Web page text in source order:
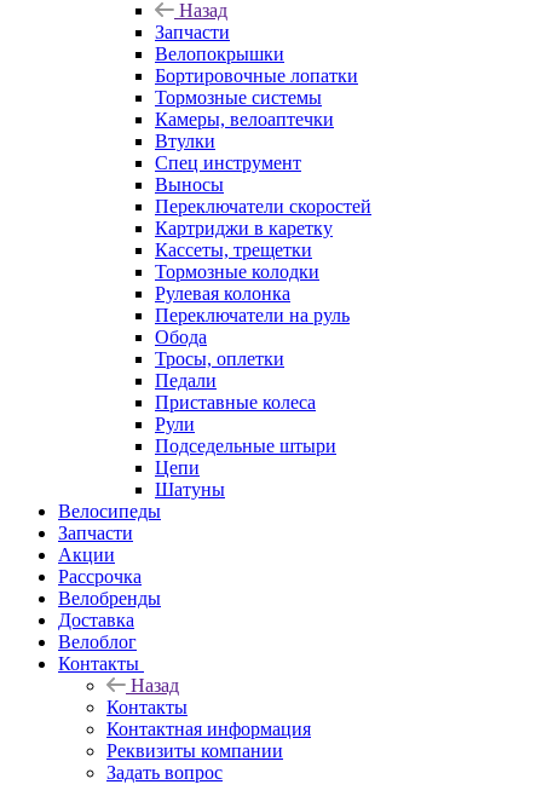
Назад
Запчасти
Велопокрышки
Бортировочные лопатки
Тормозные системы
Камеры, велоаптечки
Втулки
Спец инструмент
Выносы
Переключатели скоростей
Картриджи в каретку
Кассеты, трещетки
Тормозные колодки
Рулевая колонка
Переключатели на руль
Обода
Тросы, оплетки
Педали
Приставные колеса
Рули
Подседельные штыри
Цепи
Шатуны
Велосипеды
Запчасти
Акции
Рассрочка
Велобренды
Доставка
Велоблог
Контакты
Назад
Контакты
Контактная информация
Реквизиты компании
Задать вопрос